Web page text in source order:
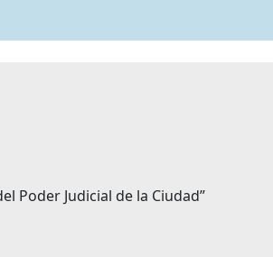
Poder Judicial de la Ciudad”